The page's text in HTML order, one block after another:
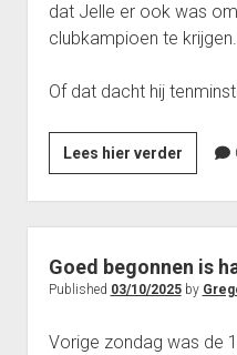
Interclub
Punten
Interclub
Reeks 2
Reeks
dat Jelle er ook was
clubkampioen te krijgen.
Of dat dacht hij
Lees hier verderVoor
die
doen
we
het!
Goed begonnen is
Published 03/10/2025by
Vorige zondag was de 1